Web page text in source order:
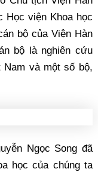
Học viện Khoa học
bộ của Viện Hàn
bộ là nghiên cứu
Nam và một số bộ,
Ngọc Song đã
học của chúng ta